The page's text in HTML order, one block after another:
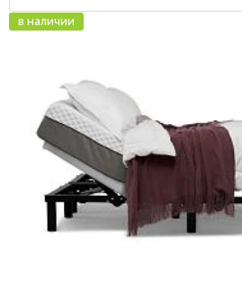
в наличии